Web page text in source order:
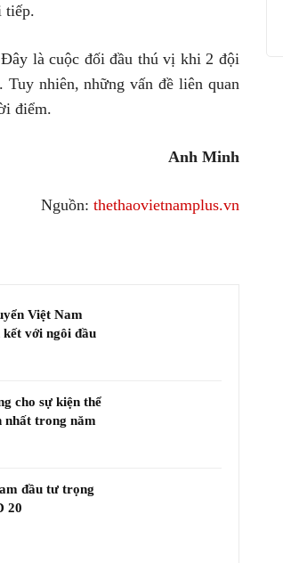
tiếp.
là cuộc đối đầu thú vị khi 2 đội
nhiên, những vấn đề liên quan
điểm.
Anh Minh
Nguồn: thethaovietnamplus.vn
Việt Nam
kết với ngôi đầu
cho sự kiện thể
nhất trong năm
đầu tư trọng
20